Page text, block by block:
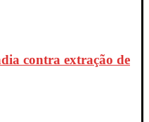
contra extração de